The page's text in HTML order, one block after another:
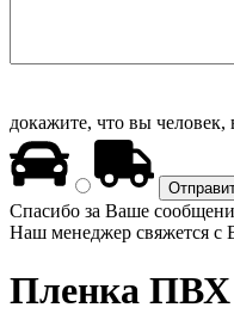
докажите, что вы человек,
Спасибо за Ваше
Наш менеджер свяжется с
Пленка ПВХ